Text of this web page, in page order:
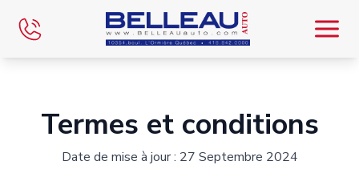
Inventaire
Termes et conditions
Date de mise à jour : 27 Septembre 2024